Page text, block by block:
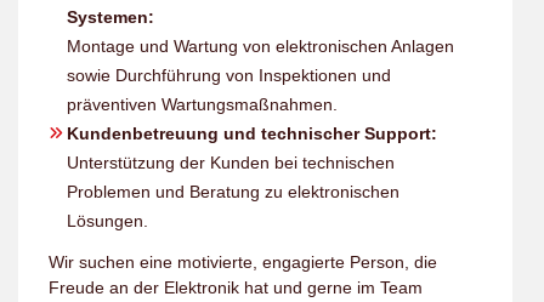
Systemen:
Montage und Wartung von elektronischen Anlagen
sowie Durchführung von Inspektionen und
präventiven Wartungsmaßnahmen.
Kundenbetreuung und technischer Support:
Unterstützung der Kunden bei technischen
Problemen und Beratung zu elektronischen
Lösungen.
Wir suchen eine motivierte, engagierte Person, die
Freude an der Elektronik hat und gerne im Team